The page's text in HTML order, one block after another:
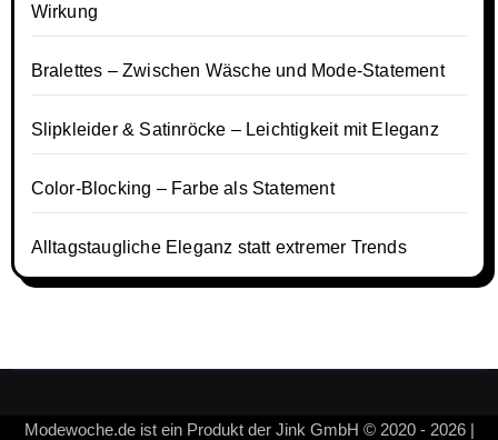
Wirkung
Bralettes – Zwischen Wäsche und Mode-Statement
Slipkleider & Satinröcke – Leichtigkeit mit Eleganz
Color-Blocking – Farbe als Statement
Alltagstaugliche Eleganz statt extremer Trends
Modewoche.de ist ein Produkt der Jink GmbH © 2020 - 2026 |